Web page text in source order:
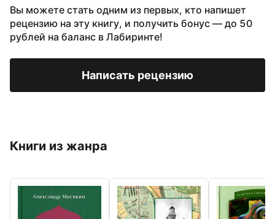
Вы можете стать одним из первых, кто напишет
рецензию на эту книгу, и получить бонус — до 50
рублей на баланс в Лабиринте!
Написать рецензию
Книги из жанра